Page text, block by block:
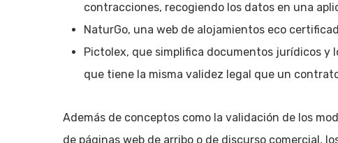
contracciones, recogiendo los datos en una
NaturGo, una web de alojamientos eco
Pictolex, que simplifica documentos jurídicos y
que tiene la misma validez legal que un
Además de conceptos como la validación de los
de páginas web de arribo o de discurso comercial,